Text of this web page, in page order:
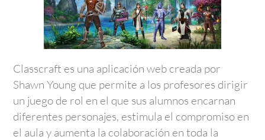
Classcraft es una aplicación web creada por
Shawn Young que permite a los profesores dirigir
un juego de rol en el que sus alumnos encarnan
diferentes personajes, estimula el compromiso en
el aula y aumenta la colaboración en toda la